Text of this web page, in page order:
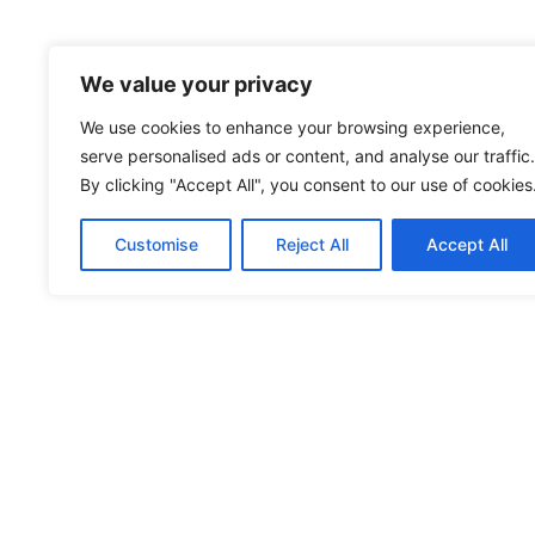
We value your privacy
We use cookies to enhance your browsing experience,
serve personalised ads or content, and analyse our traffic.
By clicking "Accept All", you consent to our use of cookies.
Customise Reject All Accept All